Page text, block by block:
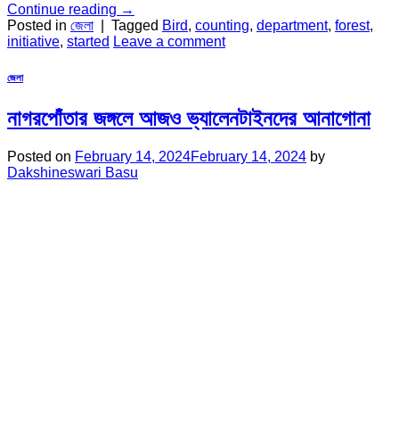
Continue reading →
Posted in জেলা Tagged Bird, counting, department, forest,
initiative, started Leave a comment
জেলা
নাগরপোঁতার জঙ্গলে আজও ভ্যালেনটাইনদের আনাগোনা
Posted on February 14, 2024February 14, 2024 by
Dakshineswari Basu